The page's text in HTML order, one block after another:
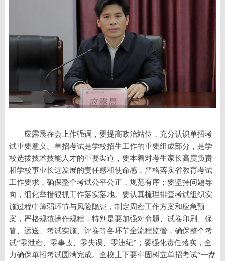
应露晨在会上作强调，要提高政治站位，充分认识单招考
试重要意义。单招考试是学校招生工作的重要组成部分，是学
校选拔技术技能人才的重要渠道，要本着对考生家长高度负责
和学校事业长远发展的责任感和使命感，严格落实省教育考试
工作要求，确保整个考试公平公正，规范有序；要坚持问题导
向，细化举措狠抓工作落实落地。要认真梳理排查考试组织实
施过程中薄弱环节与风险隐患，制定周密工作方案和应急预
案，严格规范操作规程，特别是要加强对命题、试卷印刷、保
管、运送、考试实施、评卷等各环节全流程监管，确保整个考
试“零泄密、零事故、零失误、零违纪”；要强化责任落实，全
力确保单招考试圆满完成。全校上下要牢固树立单招考试“一盘